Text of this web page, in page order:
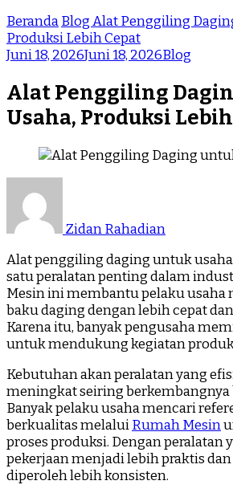
BerandaBlogAlat Penggiling
Produksi Lebih Cepat
Juni 18, 2026Juni 18, 2026Blog
Alat Penggiling
Usaha, Produksi
Zidan Rahadian
Alat penggiling daging untuk
satu peralatan penting dalam
Mesin ini membantu pelaku usaha
baku daging dengan lebih cepat
Karena itu, banyak pengusaha
untuk mendukung kegiatan
Kebutuhan akan peralatan yang
meningkat seiring berkembangnya
Banyak pelaku usaha mencari
berkualitas melaluiRumah Mesin
proses produksi. Dengan peralatan
pekerjaan menjadi lebih praktis
diperoleh lebih konsisten.